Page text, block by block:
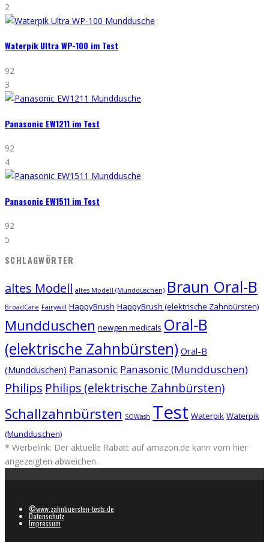
2
Waterpik Ultra WP-100 im Test
92
3
Panasonic EW1211 im Test
92
4
Panasonic EW1511 im Test
92
5
SCHLAGWÖRTER
altes Modell altes Modell (Mundduschen) Braun Oral-B
BroadCare Fairywill HappyBrush HappyBrush (elektrische Zahnbürsten)
Mundduschen newgen medicals Oral-B
(elektrische Zahnbürsten) Oral-B
(Mundduschen) Panasonic Panasonic (Mundduschen)
Philips Philips (elektrische Zahnbürsten)
Schallzahnbürsten SOWash Test Waterpik Waterpik
(Mundduschen)
* Werbelink: Der aktuelle Rabatt auf amazon.de kann vom hier
angezeigten abweichen.
©www.zahnbuersten-tests.de
Datenschutz
Impressum